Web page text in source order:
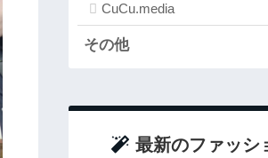
CuCu.media
その他
最新のファッシ